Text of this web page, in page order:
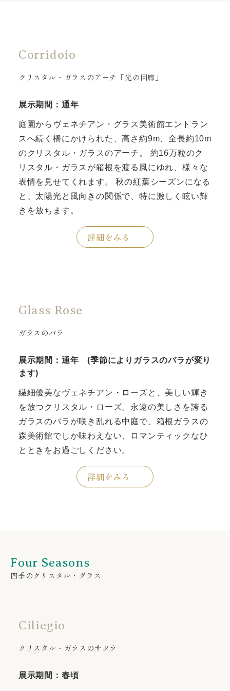
Corridoio
クリスタル・ガラスのアーチ「光の回廊」
展示期間：通年
庭園からヴェネチアン・グラス美術館エントラン
スへ続く橋にかけられた、高さ約9m、全長約10m
のクリスタル・ガラスのアーチ。 約16万粒のク
リスタル・ガラスが箱根を渡る風にゆれ、様々な
表情を見せてくれます。 秋の紅葉シーズンになる
と、太陽光と風向きの関係で、特に激しく眩い輝
きを放ちます。
詳細をみる
Glass Rose
ガラスのバラ
展示期間：通年 (季節によりガラスのバラが変り
ます)
繊細優美なヴェネチアン・ローズと、美しい輝き
を放つクリスタル・ローズ。永遠の美しさを誇る
ガラスのバラが咲き乱れる中庭で、箱根ガラスの
森美術館でしか味わえない、ロマンティックなひ
とときをお過ごしください。
詳細をみる
Four Seasons
四季のクリスタル・グラス
Ciliegio
クリスタル・ガラスのサクラ
展示期間：春頃